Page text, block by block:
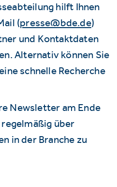
hilft Ihnen
(presse@bde.de)
und Kontaktdaten
Alternativ können Sie
schnelle Recherche
Newsletter am Ende
über
in der Branche zu